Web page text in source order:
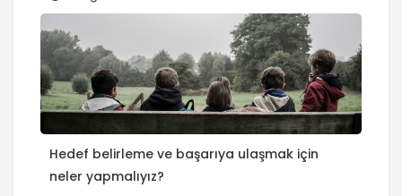
Hedef belirleme ve başarıya ulaşmak için
neler yapmalıyız?